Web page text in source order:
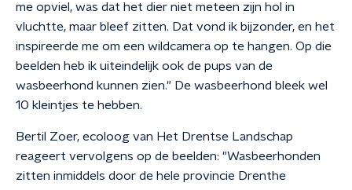
me opviel, was dat het dier niet meteen zijn hol in
vluchtte, maar bleef zitten. Dat vond ik bijzonder, en het
inspireerde me om een wildcamera op te hangen. Op die
beelden heb ik uiteindelijk ook de pups van de
wasbeerhond kunnen zien." De wasbeerhond bleek wel
10 kleintjes te hebben.
Bertil Zoer, ecoloog van Het Drentse Landschap
reageert vervolgens op de beelden: "Wasbeerhonden
zitten inmiddels door de hele provincie Drenthe